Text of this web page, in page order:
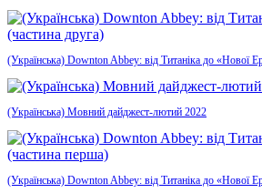
(Українська) Downton Abbey: від Титаніка до «Нової
(Українська) Мовний дайджест-лютий 2022
(Українська) Downton Abbey: від Титаніка до «Нової